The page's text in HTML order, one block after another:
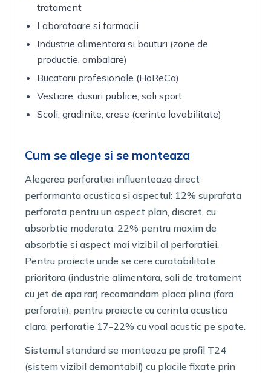
tratament
Laboratoare si farmacii
Industrie alimentara si bauturi (zone de
productie, ambalare)
Bucatarii profesionale (HoReCa)
Vestiare, dusuri publice, sali sport
Scoli, gradinite, crese (cerinta lavabilitate)
Cum se alege si se monteaza
Alegerea perforatiei influenteaza direct
performanta acustica si aspectul: 12% suprafata
perforata pentru un aspect plan, discret, cu
absorbtie moderata; 22% pentru maxim de
absorbtie si aspect mai vizibil al perforatiei.
Pentru proiecte unde se cere curatabilitate
prioritara (industrie alimentara, sali de tratament
cu jet de apa rar) recomandam placa plina (fara
perforatii); pentru proiecte cu cerinta acustica
clara, perforatie 17-22% cu voal acustic pe spate.
Sistemul standard se monteaza pe profil T24
(sistem vizibil demontabil) cu placile fixate prin